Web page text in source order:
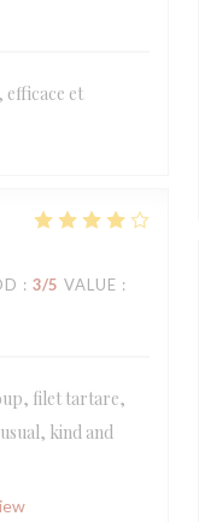
efficace et
: 3/5 VALUE :
filet tartare,
kind and